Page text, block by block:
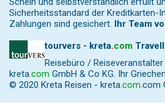
Sicherheitsstandard der Kreditkarten-
Zahlungen sind gesichert. Ihr Team
tourvers - kreta.com
Reisebüro /
kreta.com GmbH & Co KG. Ihr
© 2020 Kreta Reisen - kreta.com.com